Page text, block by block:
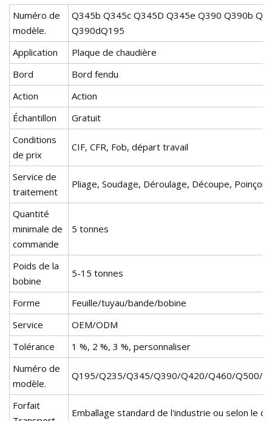
Numéro de
modèle.
Q345b Q345c Q345D Q345e Q390 Q390b
Q390dQ195
Application
Plaque de chaudière
Bord
Bord fendu
Action
Action
Échantillon
Gratuit
Conditions
de prix
CIF, CFR, Fob, départ travail
Service de
traitement
Pliage, Soudage, Déroulage, Découpe,
Quantité
minimale de
commande
5 tonnes
Poids de la
bobine
5-15 tonnes
Forme
Feuille/tuyau/bande/bobine
Service
OEM/ODM
Tolérance
1 %, 2 %, 3 %, personnaliser
Numéro de
modèle.
Q195/Q235/Q345/Q390/Q420/Q460/Q500/
Forfait
Emballage standard de l'industrie ou selon le